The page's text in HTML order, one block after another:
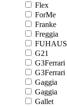
Flex
ForMe
Franke
Freggia
FUHAUS
G21
G3Ferrari
G3Ferrari
Gaggia
Gaggia
Gallet